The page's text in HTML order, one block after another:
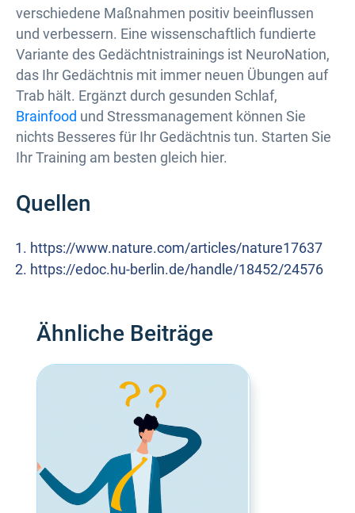
verschiedene Maßnahmen positiv beeinflussen
und verbessern. Eine wissenschaftlich fundierte
Variante des Gedächtnistrainings ist NeuroNation,
das Ihr Gedächtnis mit immer neuen Übungen auf
Trab hält. Ergänzt durch gesunden Schlaf,
Brainfood und Stressmanagement können Sie
nichts Besseres für Ihr Gedächtnis tun. Starten Sie
Ihr Training am besten gleich hier.
Quellen
https://www.nature.com/articles/nature17637
https://edoc.hu-berlin.de/handle/18452/24576
Ähnliche Beiträge